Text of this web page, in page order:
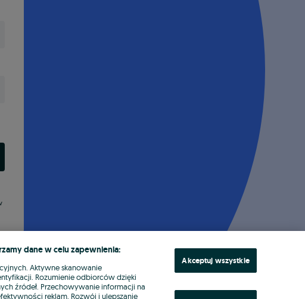
dane w celu zapewnienia:
Aktywne skanowanie
Rozumienie odbiorców dzięki
źródeł. Przechowywanie informacji na
reklam. Rozwój i ulepszanie
Akceptuj wszystkie